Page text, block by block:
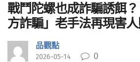
戰鬥陀螺也成詐騙誘餌
方詐騙」老手法再現害
品觀點
2026-05-14 0